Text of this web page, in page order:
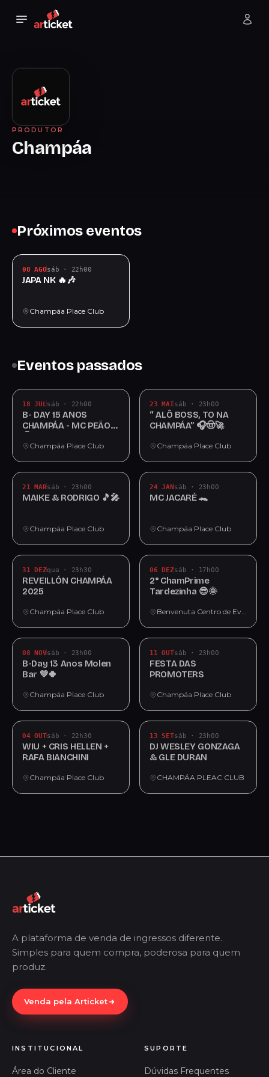
PRODUTOR
Champáa
Próximos eventos
08 AGOsáb · 22h00
JAPA NK 🔥🎶
Champáa Place Club
Eventos passados
18 JULsáb · 22h00
B- DAY 15 ANOS
CHAMPÁA - MC PEÃO
Champáa Place Club
23 MAIsáb · 23h00
“ ALÔ BOSS, TO NA
CHAMPÁA” 🎧🤠🚀
Champáa Place Club
21 MARsáb · 23h00
MAIKE & RODRIGO 🎵🎤
Champáa Place Club
24 JANsáb · 23h00
MC JACARÉ 🐊
Champáa Place Club
31 DEZqua · 23h30
REVEILLÓN CHAMPÁA
2025
Champáa Place Club
06 DEZsáb · 17h00
2° ChamPrime
Tardezinha 😎🌞
Benvenuta Centro de Eventos
08 NOVsáb · 23h00
B-Day 13 Anos Molen
Bar 💚🍀
Champáa Place Club
11 OUTsáb · 23h00
FESTA DAS
PROMOTERS
Champáa Place Club
04 OUTsáb · 22h30
WIU + CRIS HELLEN +
RAFA BIANCHINI
Champáa Place Club
13 SETsáb · 23h00
DJ WESLEY GONZAGA
& GLE DURAN
CHAMPÁA PLEAC CLUB
A plataforma de venda de ingressos diferente.
Simples para quem compra, poderosa para quem
produz.
Venda pela Articket
INSTITUCIONAL
Área do Cliente
SUPORTE
Dúvidas Frequentes